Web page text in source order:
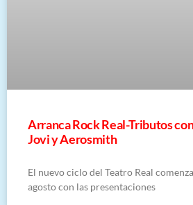
Arranca Rock Real-Tributos
Jovi y Aerosmith
El nuevo ciclo del Teatro Real
agosto con las presentaciones